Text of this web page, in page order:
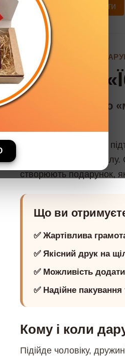
Замовити
ПЕРСОНАЛЬНИЙ
Грамота
Коли звичайного
Ця грамота урочисто
найемоційнішу
створюють подарунок,
Що ви
✅ Жартівлива
✅ Якісний друк на
✅ Можливість
✅ Надійне
Кому і коли
Підійде чоловіку,